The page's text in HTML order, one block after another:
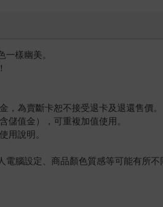
樣幽美。
，為賣斷卡恕不接受退卡及退還售價。
儲值金），可重複加值使用。
用說明。
腦設定、商品顏色質感等可能有所不